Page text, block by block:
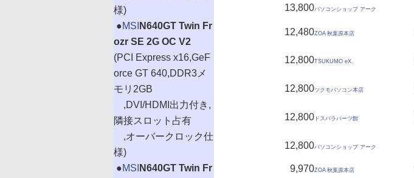
様)
13,800パソコンショップ アーク
●MSI N640GT Twin Fr
ozr SE 2G OC V2
(PCI Express x16,GeF
orce GT 640,DDR3メ
モリ2GB
,DVI/HDMI出力付き,
隣接スロット占有
,オーバークロック仕
様)
12,480ZOA 秋葉原本店
12,800TSUKUMO eX.
12,800ツクモパソコン本店
12,800 ドスパラパーツ館
12,800パソコンショップ アーク
●MSI N640GT Twin Fr
9,970ZOA 秋葉原本店